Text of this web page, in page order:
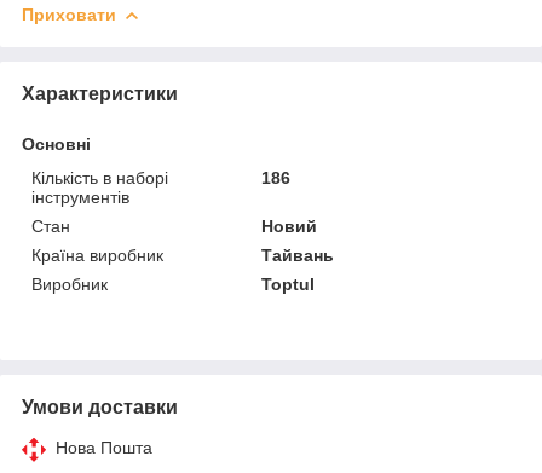
Приховати
Характеристики
Основні
Кількість в наборі
інструментів
186
Стан
Новий
Країна виробник
Тайвань
Виробник
Toptul
Умови доставки
Нова Пошта